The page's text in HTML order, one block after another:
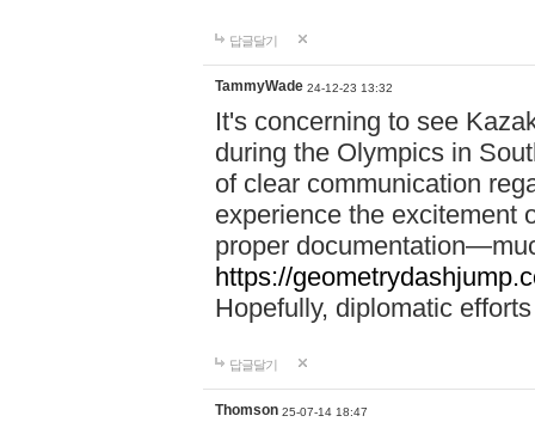
답글달기
TammyWade 24-12-23 13:32
It's concerning to see
during the Olympics in
of clear communication
experience the excitement
proper
https://
Hopefully, diplomatic
답글달기
Thomson 25-07-14 18:47